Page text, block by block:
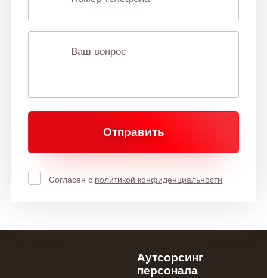
Отправить
Согласен с политикой конфиденциальности
Аутсорсинг
персонала